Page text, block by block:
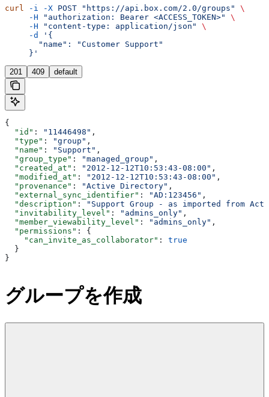
curl -i -X POST "https://api.box.com/2.0/groups"
\
     -H
"authorization: Bearer <ACCESS_TOKEN>"
\
     -H
"content-type: application/json"
\
     -d
'{
       "name": "Customer Support"
     }'
201 409 default
{
  "id"
: "11446498" ,
  "type"
: "group" ,
  "name"
: "Support" ,
  "group_type"
: "managed_group" ,
  "created_at"
: "2012-12-12T10:53:43-08:00" ,
  "modified_at"
: "2012-12-12T10:53:43-08:00" ,
  "provenance"
: "Active Directory" ,
  "external_sync_identifier"
: "AD:123456" ,
  "description"
:
"Support Group - as imported from
  "invitability_level"
: "admins_only" ,
  "member_viewability_level"
: "admins_only" ,
  "permissions"
: {
    "can_invite_as_collaborator"
: true
  }
}
グループを作成